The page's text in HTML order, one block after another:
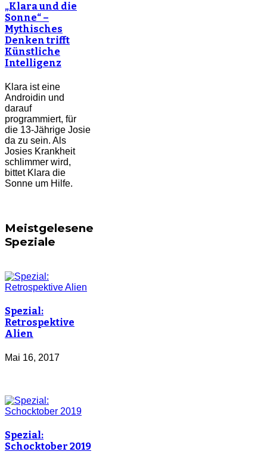
„Klara und die
Sonne“ –
Mythisches
Denken trifft
Künstliche
Intelligenz
Klara ist eine
Androidin und
darauf
programmiert, für
die 13-Jährige Josie
da zu sein. Als
Josies Krankheit
schlimmer wird,
bittet Klara die
Sonne um Hilfe.
Meistgelesene
Speziale
Spezial:
Retrospektive
Alien
Mai 16, 2017
Spezial:
Schocktober 2019